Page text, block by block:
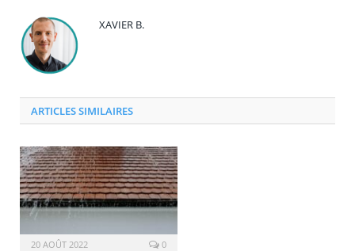
XAVIER B.
ARTICLES SIMILAIRES
20 AOÛT 2022 0